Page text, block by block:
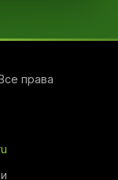
права